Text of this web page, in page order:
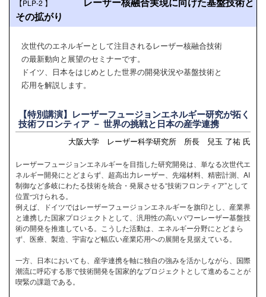
【PLP-2 】
その拡がり
次世代のエネルギーとして注目されるレーザー核融合技術
の最新動向と展望のセミナーです。
ドイツ、日本をはじめとした世界の開発状況や基盤技術と
応用を解説します。
【特別講演】レーザーフュージョンエネルギー研究が拓く
技術フロンティア － 世界の挑戦と日本の産学連携
大阪大学 レーザー科学研究所 所長 兒玉 了祐 氏
レーザーフュージョンエネルギーを目指した研究開発は、単なる次世代エ
ネルギー開発にとどまらず、超高出力レーザー、先端材料、精密計測、AI
制御など多岐にわたる技術を統合・発展させる“技術フロンティア”として
位置づけられる。
例えば、ドイツではレーザーフュージョンエネルギーを旗印とし、産業界
と連携した国家プロジェクトとして、汎用性の高いパワーレーザー基盤技
術の開発を推進している。こうした活動は、エネルギー分野にとどまら
ず、医療、製造、宇宙など幅広い産業応用への展開を見据えている。
一方、日本においても、産学連携を軸に独自の強みを活かしながら、国際
潮流に呼応する形で技術開発を国家的なプロジェクトとして進めることが
喫緊の課題である。